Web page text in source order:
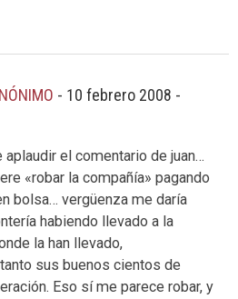
- 10 febrero 2008 -
el comentario de juan…
«robar la compañía» pagando
bolsa… vergüenza me daría
habiendo llevado a la
la han llevado,
sus buenos cientos de
Eso sí me parece robar, y